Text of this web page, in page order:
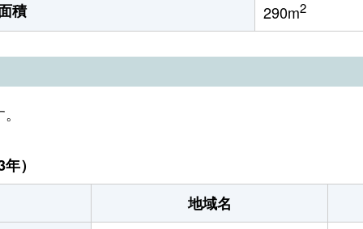
積
290m2
）
地域名